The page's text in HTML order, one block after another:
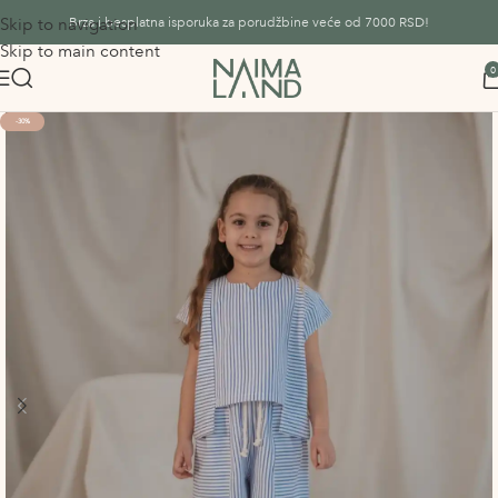
Skip to navigation
Skip to main content
Brza i besplatna isporuka za porudžbine veće od 7000 RSD!
0
-30%